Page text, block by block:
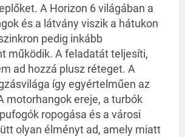
A Horizon 6 világában a
és a látvány viszik a hátukon
pedig inkább
működik. A feladatát teljesíti,
ad hozzá plusz réteget. A
így egyértelműen az
motorhangok ereje, a turbók
ropogása és a városi
olyan élményt ad, amely miatt